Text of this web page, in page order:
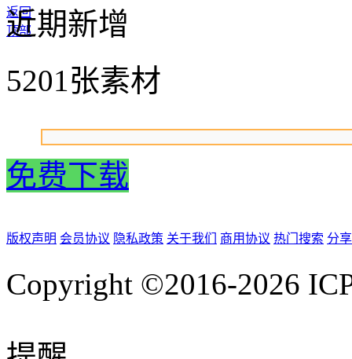
返回
顶部
近期新增
5201张素材
免费下载
版权声明 会员协议 隐私政策 关于我们 商用协议 热门搜索 分
Copyright ©2016-2026